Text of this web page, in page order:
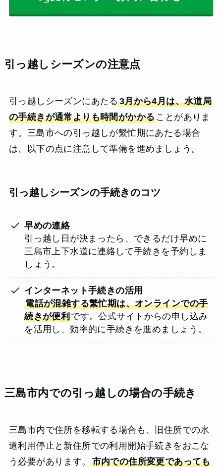
引っ越しシーズンの注意点
引っ越しシーズンにあたる 3月から4月は、水道局
の手続きが通常よりも時間がかかることがありま
す。三島市への引っ越しが繫忙期にあたる場合
は、以下の点に注意して準備を進めましょう。
引っ越しシーズンの手続きのコツ
早めの連絡
引っ越し日が決まったら、できるだけ早めに
三島市上下水道に連絡して手続きを予約しま
しょう。
インターネット手続きの活用
電話が混雑する繁忙期は、オンラインでの手
続きが便利です。公式サイトからの申し込み
を活用し、効率的に手続きを進めましょう。
三島市内での引っ越しの場合の手続き
三島市内で住所を移転する場合も、旧住所での水
道利用停止と新住所での利用開始手続きをおこな
う必要があります。 市内での住所変更であっても